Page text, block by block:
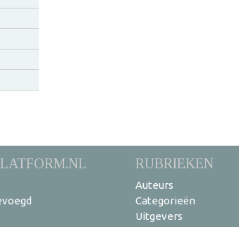
RUBRIEKEN
Auteurs
Categorieën
Uitgevers